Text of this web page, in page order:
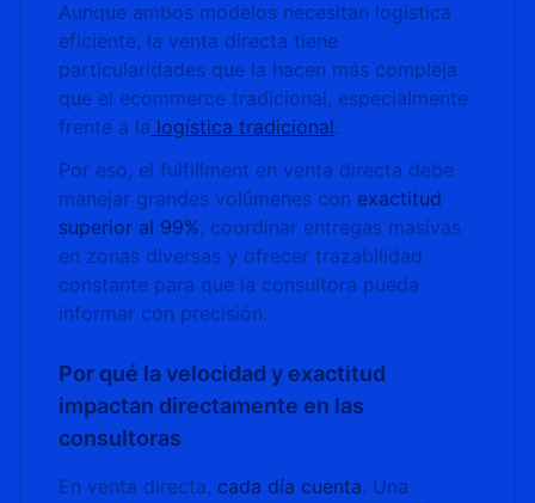
Aunque ambos modelos necesitan logística
eficiente, la venta directa tiene
particularidades que la hacen más compleja
que el ecommerce tradicional, especialmente
frente a la logística tradicional.
Por eso, el fulfillment en venta directa debe
manejar grandes volúmenes con exactitud
superior al 99%, coordinar entregas masivas
en zonas diversas y ofrecer trazabilidad
constante para que la consultora pueda
informar con precisión.
Por qué la velocidad y exactitud
impactan directamente en las
consultoras
En venta directa, cada día cuenta. Una